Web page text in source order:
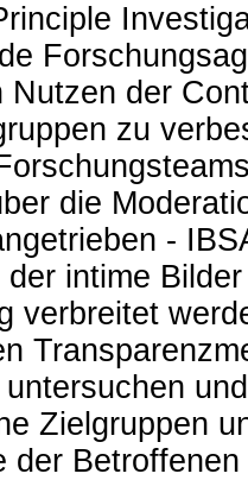
Nutzen der
zu
die
-
intime
verbreitet
untersuchen
Zielgruppen
der